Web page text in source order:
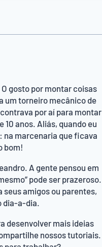
gosto por montar coisas
um torneiro mecânico de
por aí para montar
10 anos. Aliás, quando eu
na marcenaria que ficava
bom!
A gente pensou em
pode ser prazeroso.
seus amigos ou parentes,
dia-a-dia.
desenvolver mais ideias
nossos tutoriais.